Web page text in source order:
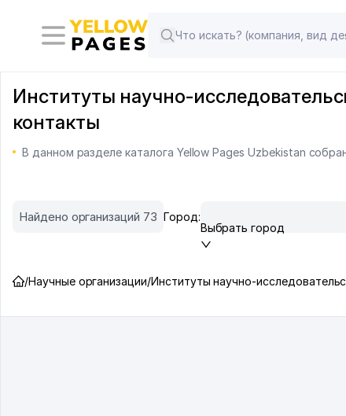
Институты научно-
контакты
В данном разделе каталога Yellow Pages Uzbekistan
Найдено организаций 73 Город:
Выбрать город
/Научные организации/Институты научно-